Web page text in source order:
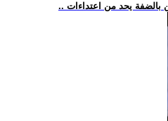
بالضفة يحد من اعتداءات